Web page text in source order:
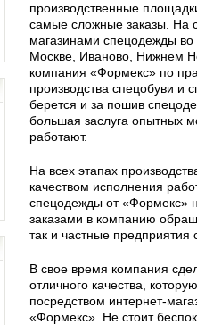
производственные
самые сложные заказы. На
магазинами спецодежды во
Москве, Иваново, Нижнем
компания «Формекс» по
производства спецобуви и
берется и за пошив
большая заслуга опытных
работают.
На всех этапах
качеством исполнения
спецодежды от «Формекс»
заказами в компанию
так и частные предприятия
В свое время компания
отличного качества,
посредством интернет-
«Формекс». Не стоит